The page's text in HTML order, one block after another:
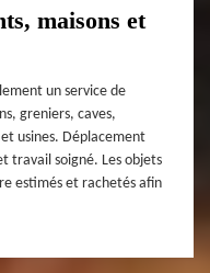
maisons et
un service de
greniers, caves,
usines. Déplacement
travail soigné. Les objets
estimés et rachetés afin